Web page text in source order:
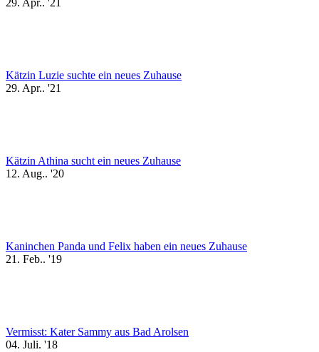
29. Apr.. '21
Kätzin Luzie suchte ein neues Zuhause
29. Apr.. '21
Kätzin Athina sucht ein neues Zuhause
12. Aug.. '20
Kaninchen Panda und Felix haben ein neues Zuhause
21. Feb.. '19
Vermisst: Kater Sammy aus Bad Arolsen
04. Juli. '18